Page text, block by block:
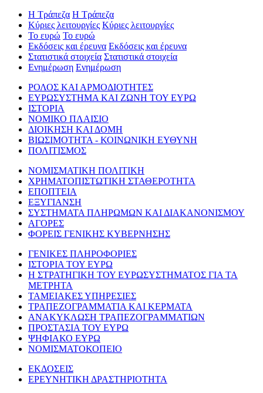
Η Τράπεζα Η Τράπεζα
Κύριες λειτουργίες Κύριες λειτουργίες
Το ευρώ Το ευρώ
Εκδόσεις και έρευνα Εκδόσεις και έρευνα
Στατιστικά στοιχεία Στατιστικά στοιχεία
Ενημέρωση Ενημέρωση
ΡΟΛΟΣ ΚΑΙ ΑΡΜΟΔΙΟΤΗΤΕΣ
ΕΥΡΩΣΥΣΤΗΜΑ ΚΑΙ ΖΩΝΗ ΤΟΥ ΕΥΡΩ
ΙΣΤΟΡΙΑ
ΝΟΜΙΚΟ ΠΛΑΙΣΙΟ
ΔΙΟΙΚΗΣΗ ΚΑΙ ΔΟΜΗ
ΒΙΩΣΙΜΟΤΗΤΑ - ΚΟΙΝΩΝΙΚΗ ΕΥΘΥΝΗ
ΠΟΛΙΤΙΣΜΟΣ
ΝΟΜΙΣΜΑΤΙΚΗ ΠΟΛΙΤΙΚΗ
ΧΡΗΜΑΤΟΠΙΣΤΩΤΙΚΗ ΣΤΑΘΕΡΟΤΗΤΑ
ΕΠΟΠΤΕΙΑ
ΕΞΥΓΙΑΝΣΗ
ΣΥΣΤΗΜΑΤΑ ΠΛΗΡΩΜΩΝ ΚΑΙ ΔΙΑΚΑΝΟΝΙΣΜΟΥ
ΑΓΟΡΕΣ
ΦΟΡΕΙΣ ΓΕΝΙΚΗΣ ΚΥΒΕΡΝΗΣΗΣ
ΓΕΝΙΚΕΣ ΠΛΗΡΟΦΟΡΙΕΣ
ΙΣΤΟΡΙΑ ΤΟΥ ΕΥΡΩ
Η ΣΤΡΑΤΗΓΙΚΗ ΤΟΥ ΕΥΡΩΣΥΣΤΗΜΑΤΟΣ ΓΙΑ ΤΑ
ΜΕΤΡΗΤΑ
ΤΑΜΕΙΑΚΕΣ ΥΠΗΡΕΣΙΕΣ
ΤΡΑΠΕΖΟΓΡΑΜΜΑΤΙΑ ΚΑΙ ΚΕΡΜΑΤΑ
ΑΝΑΚΥΚΛΩΣΗ ΤΡΑΠΕΖΟΓΡΑΜΜΑΤΙΩΝ
ΠΡΟΣΤΑΣΙΑ ΤΟΥ ΕΥΡΩ
ΨΗΦΙΑΚΟ ΕΥΡΩ
ΝΟΜΙΣΜΑΤΟΚΟΠΕΙΟ
ΕΚΔΟΣΕΙΣ
ΕΡΕΥΝΗΤΙΚΗ ΔΡΑΣΤΗΡΙΟΤΗΤΑ